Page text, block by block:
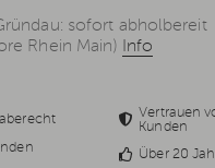
sofort abholbereit
Rhein Main)
Info
Vertrauen
Kunden
Über 20